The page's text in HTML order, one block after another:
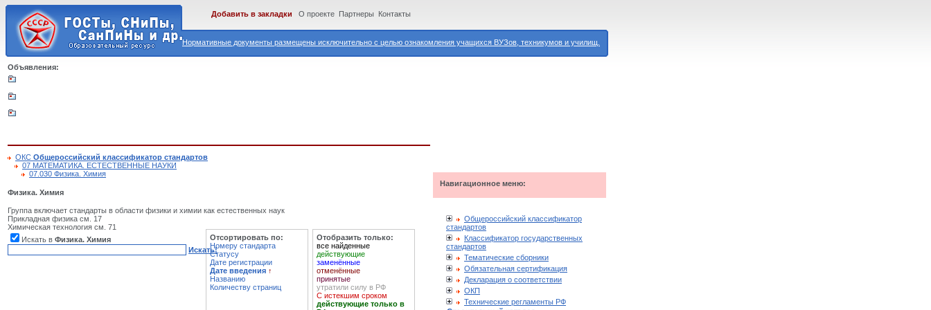
Нормативные документы размещены исключительно с целью ознакомления учащихся ВУЗов, техникумов и училищ.
Добавить в закладки О проекте Партнеры Контакты
Объявления:
ОКС Общероссийский классификатор стандартов
07 МАТЕМАТИКА. ЕСТЕСТВЕННЫЕ НАУКИ
07.030 Физика. Химия
Физика. Химия
Группа включает стандарты в области физики и химии как естественных наук
Прикладная физика см. 17
Химическая технология см. 71
Искать в Физика. Химия
Искать!
Отсортировать по:
Номеру стандарта
Статусу
Дате регистрации
Дате введения ↑
Названию
Количеству страниц
Отобразить только:
все найденные
действующие
заменённые
отменённые
принятые
утратили силу в РФ
С истекшим сроком
действующие только в
Навигационное меню:
Общероссийский классификатор
стандартов
Классификатор государственных
стандартов
Тематические сборники
Обязательная сертификация
Декларация о соответствии
ОКП
Технические регламенты РФ